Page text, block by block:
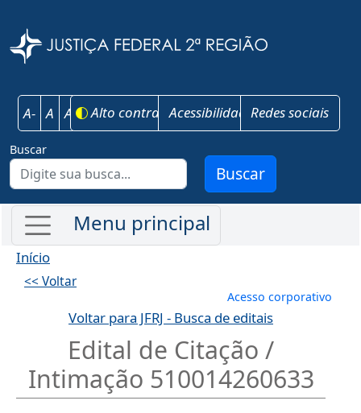
A- A A+ Alto contrasteAcessibilidadeRedes sociais
Buscar
Buscar
Início
<< Voltar
Menu de
Acesso corporativo
Voltar para JFRJ - Busca de editais
Edital de Citação /
Intimação 510014260633